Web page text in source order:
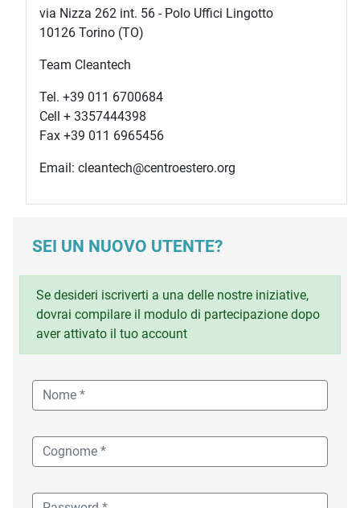
via Nizza 262 int. 56 - Polo Uffici Lingotto
10126 Torino (TO)
Team Cleantech
Tel. +39 011 6700684
Cell + 3357444398
Fax +39 011 6965456
Email: cleantech@centroestero.org
SEI UN NUOVO UTENTE?
Se desideri iscriverti a una delle nostre iniziative,
dovrai compilare il modulo di partecipazione dopo
aver attivato il tuo account